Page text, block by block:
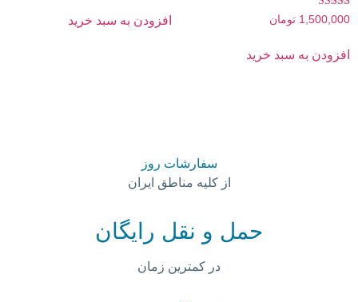
نمره
5.00
1,500,000 تومان
افزودن به سبد خرید
افزودن به سبد خرید
سفارشات روز
از کلیه مناطق ایران
حمل و نقل رایگان
در کمترین زمان